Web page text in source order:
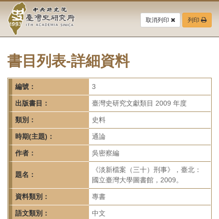
要
中
央
研
究
院-
臺
灣
史
研
究
所-
取消列印 列印
書目列表-詳細資料
編號： 3
出版書目： 臺灣史研究文獻類目 2009 年度
類別： 史料
時期(主題)： 通論
作者： 吳密察編
題名：
《淡新檔案（三十）刑事》，臺北：
國立臺灣大學圖書館，2009。
資料類別： 專書
語文類別： 中文